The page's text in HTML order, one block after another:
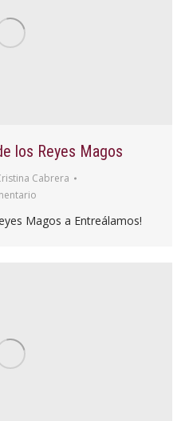
los Reyes Magos
Cabrera
Magos a Entreálamos!